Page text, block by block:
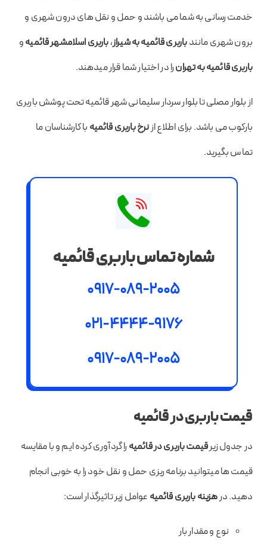
خدمت رسانی‌ به شما می باشند و حمل و نقل های درون شهری و
برون شهری مانندباربری قائمیه به شیراز،باربری اسلامشهر قائمیهو
باربری قائمیه به تهرانرا در اختیار شما قرار میدهند.
از بلوار مصلی تا بلوار سردار سلیمانی شهر قائمیه تحت پوشش باربری
بارکوب می باشد. برای اطلاع از نرخ باربری قائمیه با کارشناسان ما
تماس بگیرید.
شماره تماس باربری قائمیه
0917-089-2005
021-4444-9176
0917-089-2005
قیمت باربری در قائمیه
در جدول زیرقیمت باربری در قائمیه را گردآوری کرده ایم و با مقایسه
قیمت ها میتوانید برنامه ریزی حمل و نقل خود را به خوبی انجام
دهید. در هزینه باربری قائمیه عوامل زیر تاثیرگذار است:
نوع و مقدار بار